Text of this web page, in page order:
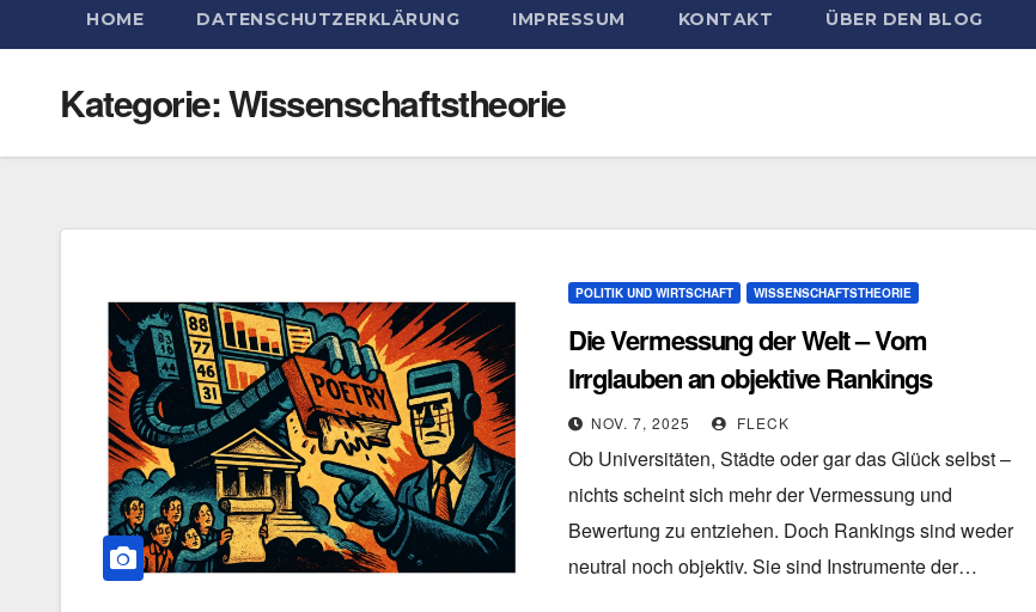
HOME DATENSCHUTZERKLÄRUNG IMPRESSUM KONTAKT ÜBER DEN BLOG
Kategorie:Wissenschaftstheorie
POLITIK UND WIRTSCHAFT WISSENSCHAFTSTHEORIE
Die Vermessung der Welt – Vom
Irrglauben an objektive Rankings
NOV. 7, 2025 FLECK
Ob Universitäten, Städte oder gar das Glück selbst –
nichts scheint sich mehr der Vermessung und
Bewertung zu entziehen. Doch Rankings sind weder
neutral noch objektiv. Sie sind Instrumente der…